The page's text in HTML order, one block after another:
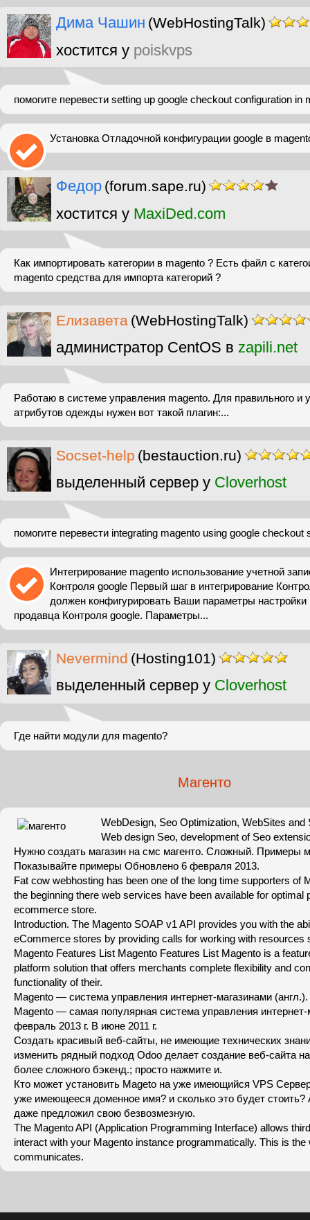
Дима Чашин (WebHostingTalk)
хостится у poiskvps
помогите перевести setting up google checkout configuration in
Установка Отладочной конфигурации google в
Федор (forum.sape.ru)
хостится у MaxiDed.com
Как импортировать категории в magento ? Есть файл с
magento средства для импорта категорий ?
Елизавета (WebHostingTalk)
администратор CentOS в zapili.net
Работаю в системе управления magento. Для правильного и
атрибутов одежды нужен вот такой плагин:...
Socset-help (bestauction.ru)
выделенный сервер у Cloverhost
помогите перевести integrating magento using google checkout
Интегрирование magento использование учетной
Контроля google Первый шаг в интегрирование
должен конфигурировать Ваши параметры настройки
продавца Контроля google. Параметры...
Nevermind (Hosting101)
выделенный сервер у Cloverhost
Где найти модули для magento?
Магенто
WebDesign, Seo Optimization, WebSites
Web design Seo, development of Seo
Нужно создать магазин на смс магенто. Сложный. Примеры
Показывайте примеры Обновлено 6 февраля 2013.
Fat cow webhosting has been one of the long time supporters of
the beginning there web services have been available for optimal
ecommerce store.
Introduction. The Magento SOAP v1 API provides you with the
eCommerce stores by providing calls for working with resources
Magento Features List Magento Features List Magento is a
platform solution that offers merchants complete flexibility and
functionality of their.
Magento — система управления интернет-магазинами
Magento — самая популярная система управления
февраль 2013 г. В июне 2011 г.
Создать красивый веб-сайты, не имеющие технических
изменить рядный подход Odoo делает создание веб-сайта
более сложного бэкенд.; просто нажмите и.
Кто может установить Mageto на уже имеющийся VPS
уже имеющееся доменное имя? и сколько это будет
даже предложил свою безвозмезную.
The Magento API (Application Programming Interface) allows
interact with your Magento instance programmatically. This is the
communicates.